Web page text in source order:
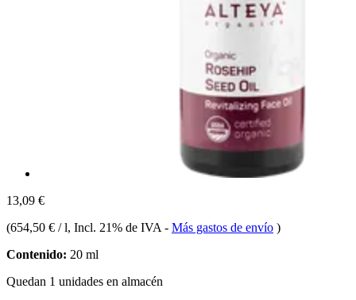
13,09 €
(654,50 € / l, Incl. 21% de IVA - Más gastos de envío )
Contenido: 20 ml
Quedan 1 unidades en almacén